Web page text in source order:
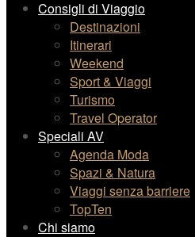
Consigli di Viaggio
Destinazioni
Itinerari
Weekend
Sport & Viaggi
Turismo
Travel Operator
Speciali AV
Agenda Moda
Spazi & Natura
Viaggi senza barriere
TopTen
Chi siamo